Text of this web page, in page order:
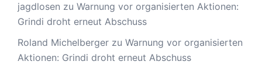
jagdlosen zu Warnung vor organisierten Aktionen:
Grindi droht erneut Abschuss
Roland Michelberger zu Warnung vor organisierten
Aktionen: Grindi droht erneut Abschuss